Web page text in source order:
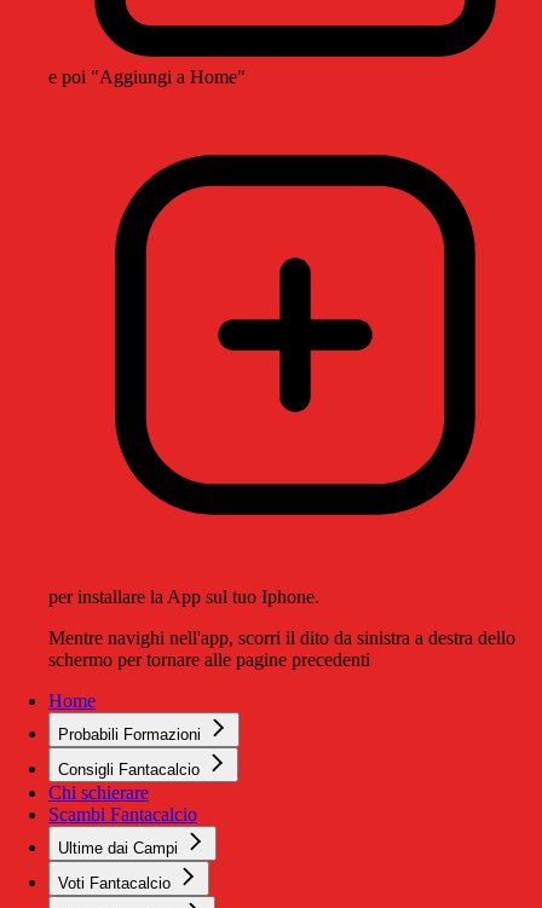
e poi "Aggiungi a Home"
per installare la App sul tuo Iphone.
Mentre navighi nell'app, scorri il dito da sinistra a destra dello
schermo per tornare alle pagine precedenti
Home
Probabili Formazioni
Consigli Fantacalcio
Chi schierare
Scambi Fantacalcio
Ultime dai Campi
Voti Fantacalcio